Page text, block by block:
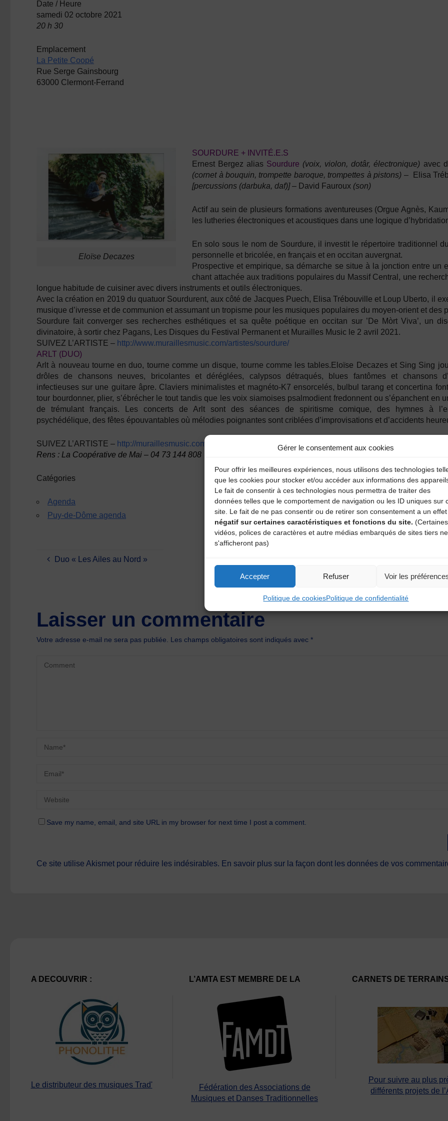
Gérer le consentement aux cookies
Pour offrir les meilleures expériences, nous utilisons des technologies
que les cookies pour stocker et/ou accéder aux informations des
Le fait de consentir à ces technologies nous permettra de traiter des
données telles que le comportement de navigation ou les ID uniques sur
site. Le fait de ne pas consentir ou de retirer son consentement a un effet
négatif sur certaines caractéristiques et fonctions du site. (Certaines
vidéos, polices de caractères et autre médias embarqués de sites tiers ne
s'afficheront pas)
Accepter Refuser Voir les
Politique de cookiesPolitique de confidentialité
Date / Heure
samedi 02 octobre 2021
20 h 30
Emplacement
La Petite Coopé
Rue Serge Gainsbourg
63000 Clermont-Ferrand
Eloïse Decazes
SOURDURE + INVITÉ.E.S
Ernest Bergez alias Sourdure (voix, violon, dotâr, électronique) avec
(cornet à bouquin, trompette baroque, trompettes à pistons) – Elisa
[percussions (darbuka, daf)]– David Fauroux (son)
Actif au sein de plusieurs formations aventureuses (Orgue Agnès,
les lutheries électroniques et acoustiques dans une logique
En solo sous le nom de Sourdure, il investit le répertoire traditionnel
personnelle et bricolée, en français et en occitan auvergnat.
Prospective et empirique, sa démarche se situe à la jonction entre un
chant attachée aux traditions populaires du Massif Central, une
longue habitude de cuisiner avec divers instruments et outils électroniques.
Avec la création en 2019 du quatuor Sourdurent, aux côté de Jacques Puech, Elisa Trébouville et Loup Uberto, il
musique d’ivresse et de communion et assumant un tropisme pour les musiques populaires du moyen-orient et des
Sourdure fait converger ses recherches esthétiques et sa quête poétique en occitan sur ’De Mòrt Viva’, un
divinatoire, à sortir chez Pagans, Les Disques du Festival Permanent et Murailles Music le 2 avril 2021.
SUIVEZ L’ARTISTE – http://www.muraillesmusic.com/artistes/sourdure/
ARLT (DUO)
Arlt à nouveau tourne en duo, tourne comme un disque, tourne comme les tables.Eloïse Decazes et Sing Sing
drôles de chansons neuves, bricolantes et déréglées, calypsos détraqués, blues fantômes et chansons
infectieuses sur une guitare âpre. Claviers minimalistes et magnéto-K7 ensorcelés, bulbul tarang et concertina
tour bourdonner, plier, s’ébrécher le tout tandis que les voix siamoises psalmodient fredonnent ou s’épanchent en
de trémulant français. Les concerts de Arlt sont des séances de spiritisme comique, des hymnes à
psychédélique, des fêtes épouvantables où mélodies poignantes sont criblées d’improvisations et d’accidents
SUIVEZ L’ARTISTE – http://muraillesmusic.com/artistes/arlt/
Rens : La Coopérative de Mai – 04 73 144 808
Catégories
Agenda
Puy-de-Dôme agenda
Duo « Les Ailes au Nord »
Laisser un commentaire
Votre adresse e-mail ne sera pas publiée. Les champs obligatoires sont indiqués avec*
Save my name, email, and site URL in my browser for next time I post a comment.
Ce site utilise Akismet pour réduire les indésirables. En savoir plus sur la façon dont les données de vos
A DECOUVRIR :
Le distributeur des musiques Trad'
L’AMTA EST MEMBRE DE LA
Fédération des Associations de
Musiques et Danses Traditionnelles
CARNETS DE
Pour suivre au plus
différents projets de